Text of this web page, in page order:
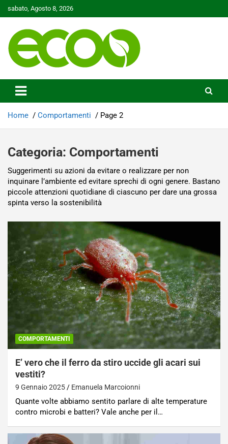
to
sabato, Agosto 8, 2026
Ecoo.it
Home Comportamenti Page 2
Categoria: Comportamenti
Suggerimenti su azioni da evitare o realizzare per non
inquinare l’ambiente ed evitare sprechi di ogni genere. Bastano
piccole attenzioni quotidiane di ciascuno per dare una grossa
spinta verso la sostenibilità
COMPORTAMENTI
E’ vero che il ferro da stiro uccide gli acari sui
vestiti?
9 Gennaio 2025 Emanuela Marcoionni
Quante volte abbiamo sentito parlare di alte temperature
contro microbi e batteri? Vale anche per il…